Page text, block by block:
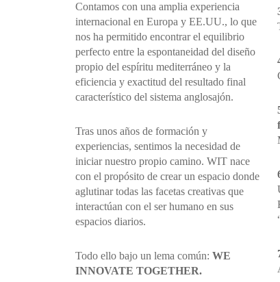
Contamos con una amplia experiencia
internacional en Europa y EE.UU., lo que
nos ha permitido encontrar el equilibrio
perfecto entre la espontaneidad del diseño
propio del espíritu mediterráneo y la
eficiencia y exactitud del resultado final
característico del sistema anglosajón.
Tras unos años de formación y
experiencias, sentimos la necesidad de
iniciar nuestro propio camino. WIT nace
con el propósito de crear un espacio donde
aglutinar todas las facetas creativas que
interactúan con el ser humano en sus
espacios diarios.
Todo ello bajo un lema común: WE
INNOVATE TOGETHER.